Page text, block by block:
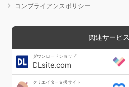
コンプライアンスポリシー
関連サービス
ダウンロードショップ
DLsite.com
クリエイター支援サイト